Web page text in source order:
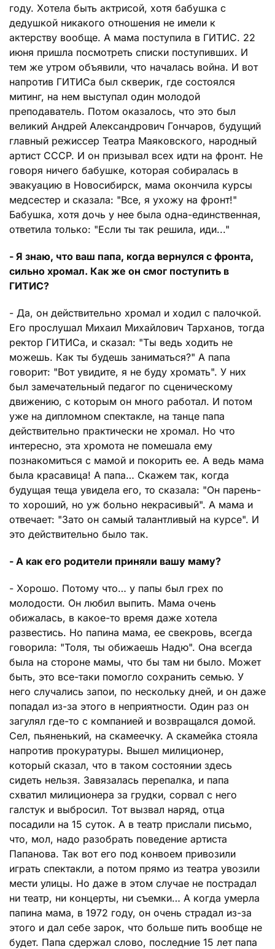
году. Хотела быть актрисой, хотя бабушка с
дедушкой никакого отношения не имели к
актерству вообще. А мама поступила в ГИТИС. 22
июня пришла посмотреть списки поступивших. И
тем же утром объявили, что началась война. И вот
напротив ГИТИСа был скверик, где состоялся
митинг, на нем выступал один молодой
преподаватель. Потом оказалось, что это был
великий Андрей Александрович Гончаров, будущий
главный режиссер Театра Маяковского, народный
артист СССР. И он призывал всех идти на фронт. Не
говоря ничего бабушке, которая собиралась в
эвакуацию в Новосибирск, мама окончила курсы
медсестер и сказала: "Все, я ухожу на фронт!"
Бабушка, хотя дочь у нее была одна-единственная,
ответила только: "Если ты так решила, иди..."
- Я знаю, что ваш папа, когда вернулся с фронта,
сильно хромал. Как же он смог поступить в
ГИТИС?
- Да, он действительно хромал и ходил с палочкой.
Его прослушал Михаил Михайлович Тарханов, тогда
ректор ГИТИСа, и сказал: "Ты ведь ходить не
можешь. Как ты будешь заниматься?" А папа
говорит: "Вот увидите, я не буду хромать". У них
был замечательный педагог по сценическому
движению, с которым он много работал. И потом
уже на дипломном спектакле, на танце папа
действительно практически не хромал. Но что
интересно, эта хромота не помешала ему
познакомиться с мамой и покорить ее. А ведь мама
была красавица! А папа… Скажем так, когда
будущая теща увидела его, то сказала: "Он парень-
то хороший, но уж больно некрасивый". А мама и
отвечает: "Зато он самый талантливый на курсе". И
это действительно было так.
- А как его родители приняли вашу маму?
- Хорошо. Потому что… у папы был грех по
молодости. Он любил выпить. Мама очень
обижалась, в какое-то время даже хотела
развестись. Но папина мама, ее свекровь, всегда
говорила: "Толя, ты обижаешь Надю". Она всегда
была на стороне мамы, что бы там ни было. Может
быть, это все-таки помогло сохранить семью. У
него случались запои, по нескольку дней, и он даже
попадал из-за этого в неприятности. Один раз он
загулял где-то с компанией и возвращался домой.
Сел, пьяненький, на скамеечку. А скамейка стояла
напротив прокуратуры. Вышел милиционер,
который сказал, что в таком состоянии здесь
сидеть нельзя. Завязалась перепалка, и папа
схватил милиционера за грудки, сорвал с него
галстук и выбросил. Тот вызвал наряд, отца
посадили на 15 суток. А в театр прислали письмо,
что, мол, надо разобрать поведение артиста
Папанова. Так вот его под конвоем привозили
играть спектакли, а потом прямо из театра увозили
мести улицы. Но даже в этом случае не пострадал
ни театр, ни концерты, ни съемки… А когда умерла
папина мама, в 1972 году, он очень страдал из-за
этого и дал себе зарок, что больше пить вообще не
будет. Папа сдержал слово, последние 15 лет папа